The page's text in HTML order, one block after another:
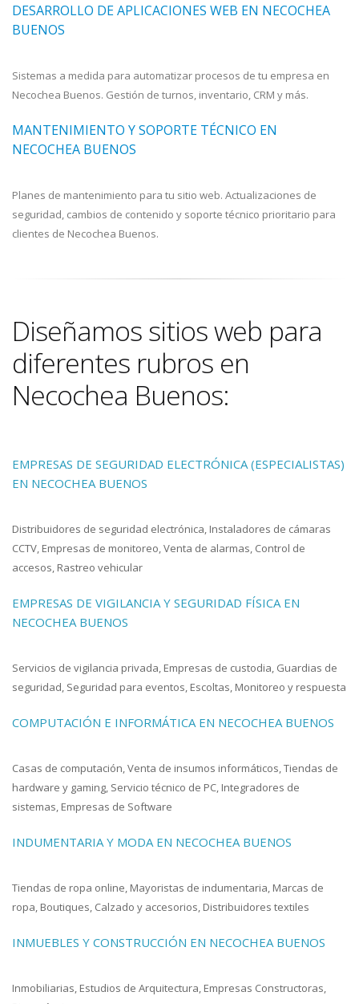
DESARROLLO DE APLICACIONES WEB EN NECOCHEA
BUENOS
Sistemas a medida para automatizar procesos de tu empresa en
Necochea Buenos. Gestión de turnos, inventario, CRM y más.
MANTENIMIENTO Y SOPORTE TÉCNICO EN
NECOCHEA BUENOS
Planes de mantenimiento para tu sitio web. Actualizaciones de
seguridad, cambios de contenido y soporte técnico prioritario para
clientes de Necochea Buenos.
Diseñamos sitios web para
diferentes rubros en
Necochea Buenos:
EMPRESAS DE SEGURIDAD ELECTRÓNICA (ESPECIALISTAS)
EN NECOCHEA BUENOS
Distribuidores de seguridad electrónica, Instaladores de cámaras
CCTV, Empresas de monitoreo, Venta de alarmas, Control de
accesos, Rastreo vehicular
EMPRESAS DE VIGILANCIA Y SEGURIDAD FÍSICA EN
NECOCHEA BUENOS
Servicios de vigilancia privada, Empresas de custodia, Guardias de
seguridad, Seguridad para eventos, Escoltas, Monitoreo y respuesta
COMPUTACIÓN E INFORMÁTICA EN NECOCHEA BUENOS
Casas de computación, Venta de insumos informáticos, Tiendas de
hardware y gaming, Servicio técnico de PC, Integradores de
sistemas, Empresas de Software
INDUMENTARIA Y MODA EN NECOCHEA BUENOS
Tiendas de ropa online, Mayoristas de indumentaria, Marcas de
ropa, Boutiques, Calzado y accesorios, Distribuidores textiles
INMUEBLES Y CONSTRUCCIÓN EN NECOCHEA BUENOS
Inmobiliarias, Estudios de Arquitectura, Empresas Constructoras,